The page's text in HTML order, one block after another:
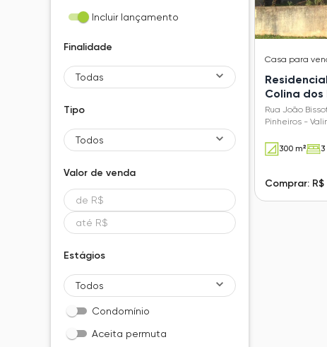
Incluir lançamento
Finalidade
Todas
Tipo
Todos
Valor de venda
Estágios
Todos
Condomínio
Aceita permuta
Casa para
Colina dos
Rua João
Pinheiros -
300 m²
Comprar: